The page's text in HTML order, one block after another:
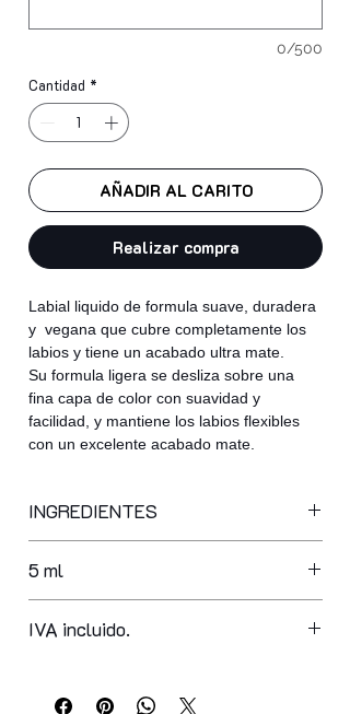
0/500
Cantidad *
AÑADIR AL CARITO
Realizar compra
Labial liquido de formula suave, duradera
y vegana que cubre completamente los
labios y tiene un acabado ultra mate.
Su formula ligera se desliza sobre una
fina capa de color con suavidad y
facilidad, y mantiene los labios flexibles
con un excelente acabado mate.
INGREDIENTES
trimethylsiloxysilicate, polybutene,
isocetyl stearate, isohexadecane,
kaolin, disteardimonium hectorite,
behenate/eicosadioate, propylene
5 ml
IVA incluido.